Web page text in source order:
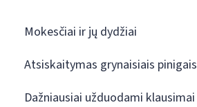
Mokesčiai ir jų dydžiai
Atsiskaitymas grynaisiais pinigais
Dažniausiai užduodami klausimai